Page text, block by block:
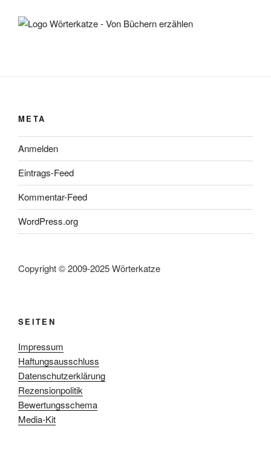
META
Anmelden
Eintrags-Feed
Kommentar-Feed
WordPress.org
Copyright © 2009-2025 Wörterkatze
SEITEN
Impressum
Haftungsausschluss
Datenschutzerklärung
Rezensionpolitik
Bewertungsschema
Media-Kit